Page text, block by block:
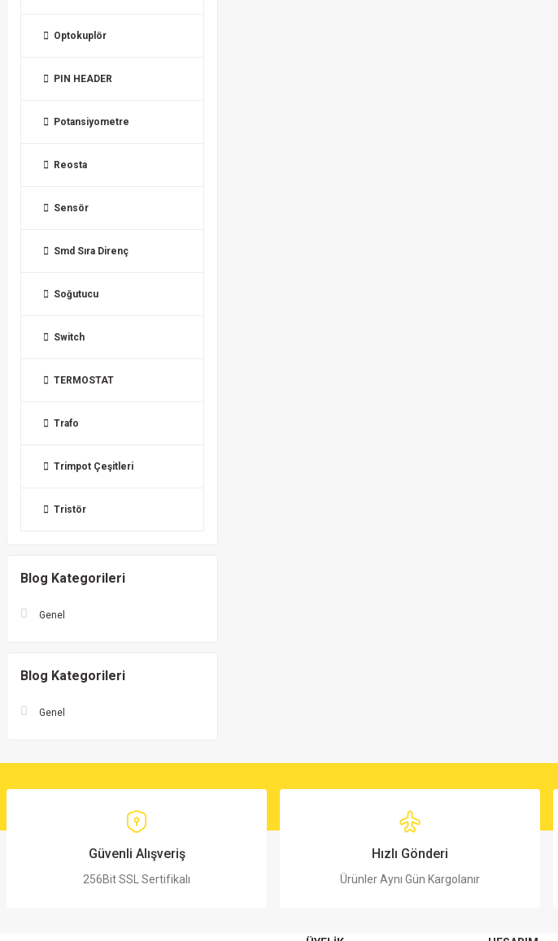
Optokuplör
PIN HEADER
Potansiyometre
Reosta
Sensör
Smd Sıra Direnç
Soğutucu
Switch
TERMOSTAT
Trafo
Trimpot Çeşitleri
Tristör
Blog Kategorileri
Genel
Blog Kategorileri
Genel
Güvenli Alışveriş
256Bit SSL Sertifikalı
Hızlı Gönderi
Ürünler Aynı Gün Kargolanır